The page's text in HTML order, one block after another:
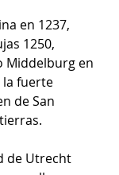
en 1237,
1250,
Middelburg en
la fuerte
de San
de Utrecht